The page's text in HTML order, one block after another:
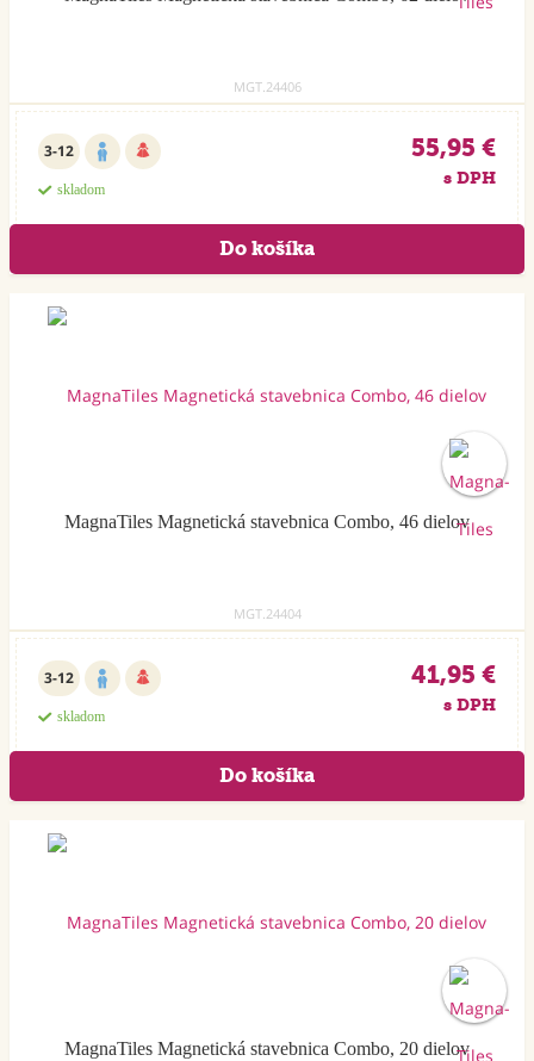
MGT.24406
3-12
skladom
55,95 €
s DPH
MagnaTiles Magnetická stavebnica Combo, 46 dielov
MGT.24404
3-12
skladom
41,95 €
s DPH
MagnaTiles Magnetická stavebnica Combo, 20 dielov